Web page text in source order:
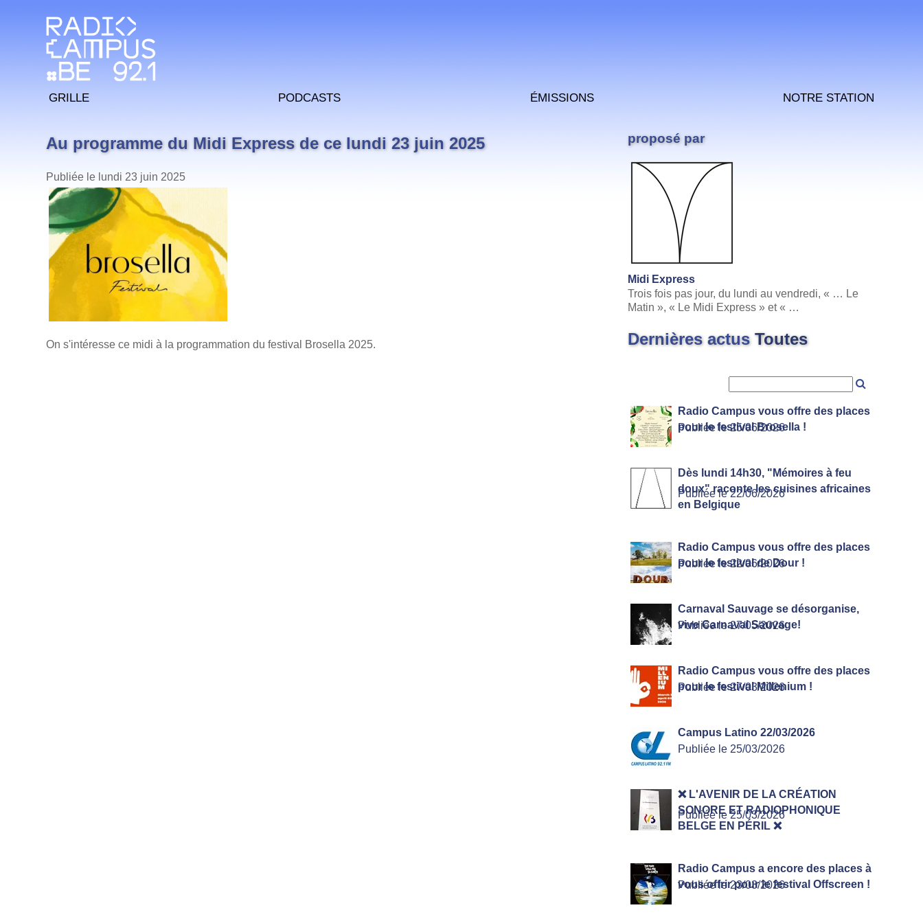
Grille Podcasts Émissions Notre station
Au programme du Midi Express de ce lundi 23 juin 2025
Publiée le lundi 23 juin 2025
On s'intéresse ce midi à la programmation du festival Brosella 2025.
proposé par
Midi Express
Trois fois pas jour, du lundi au vendredi, « … Le
Matin », « Le Midi Express » et « …
Dernières actus Toutes
Radio Campus vous offre des places
pour le festival Brosella !
Publiée le 25/06/2026
Dès lundi 14h30, "Mémoires à feu
doux" raconte les cuisines africaines
en Belgique
Publiée le 22/06/2026
Radio Campus vous offre des places
pour le festival de Dour !
Publiée le 22/06/2026
Carnaval Sauvage se désorganise,
vive Carnaval Sauvage!
Publiée le 27/05/2026
Radio Campus vous offre des places
pour le festival Millenium !
Publiée le 27/03/2026
Campus Latino 22/03/2026
Publiée le 25/03/2026
❌ L'AVENIR DE LA CRÉATION
SONORE ET RADIOPHONIQUE
BELGE EN PÉRIL ❌
Publiée le 25/03/2026
Radio Campus a encore des places à
vous offrir pour le festival Offscreen !
Publiée le 23/03/2026